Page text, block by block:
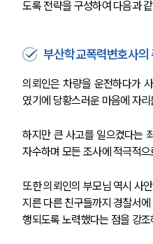
도록 전략을 구성하여 다음과
부산학교폭력변호사의
의뢰인은 차량을 운전하다가
였기에 당황스러운 마음에 자
하지만 큰 사고를 일으켰다는
자수하며 모든 조사에 적극적
또한 의뢰인의 부모님 역시 사
지른 다른 친구들까지 경찰서
행되도록 노력했다는 점을 강